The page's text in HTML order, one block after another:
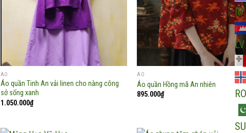
ID
LV
RO
SU
ÁO
Áo quần Tinh An vải linen cho nàng công
sở sống xanh
1.050.000₫
ÁO
Áo quần Hồng mã An nhiên
895.000₫